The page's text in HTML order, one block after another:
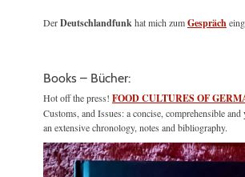
DerDeutschlandfunkhat mich zumGespräch
Books – Bücher:
Hot off the press! FOOD CULTURES OF
Customs, and Issues: a concise, comprehensible and
an extensive chronology, notes and bibliography.